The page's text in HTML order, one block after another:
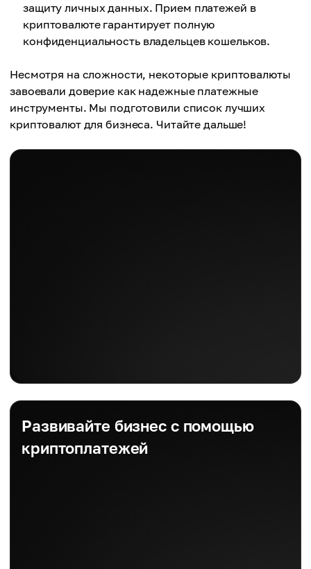
защиту личных данных. Прием платежей в
криптовалюте гарантирует полную
конфиденциальность владельцев кошельков.
Несмотря на сложности, некоторые криптовалюты
завоевали доверие как надежные платежные
инструменты. Мы подготовили список лучших
криптовалют для бизнеса. Читайте дальше!
Развивайте бизнес с помощью
криптоплатежей